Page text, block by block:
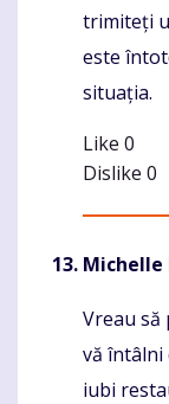
trimiteți
este
situația.
Like 0
Dislike 0
Michelle
Vreau să
vă întâlni
iubi